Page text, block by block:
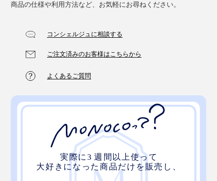
商品の仕様や利用方法など、お気軽にお尋ねください。
コンシェルジュに相談する
ご注文済みのお客様はこちらから
よくあるご質問